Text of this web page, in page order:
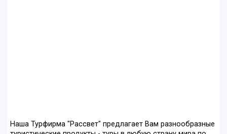
Наша Турфирма "Рассвет" предлагает Вам разнообразные